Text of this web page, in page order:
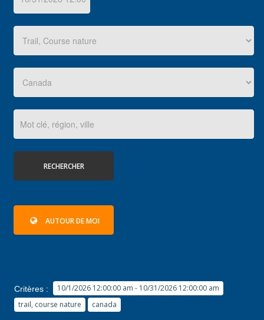
RECHERCHER
AUTOUR DE MOI
Critères :
10/1/2026 12:00:00 am - 10/31/2026 12:00:00 am
trail, course nature
canada